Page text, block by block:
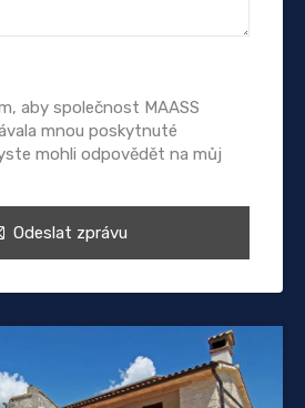
aby společnost MAASS
mnou poskytnuté
mohli odpovědět na můj
Odeslat zprávu